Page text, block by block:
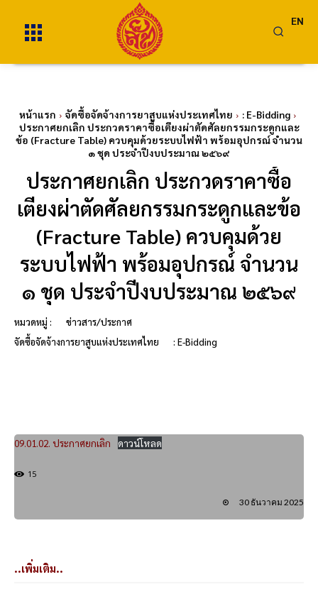
EN
หน้าแรก จัดซื้อจัดจ้างการยาสูบแห่งประเทศไทย
: E-Bidding
ประกาศยกเลิก ประกวดราคาซื้อเตียงผ่าตัดศัลยกรรมกระดูกและ
ข้อ (Fracture Table) ควบคุมด้วยระบบไฟฟ้า พร้อมอุปกรณ์ จำนวน
๑ ชุด ประจำปีงบประมาณ ๒๕๖๙
ประกาศยกเลิก ประกวดราคาซื้อ
เตียงผ่าตัดศัลยกรรมกระดูกและข้อ
(Fracture Table) ควบคุมด้วย
ระบบไฟฟ้า พร้อมอุปกรณ์ จำนวน
๑ ชุด ประจำปีงบประมาณ ๒๕๖๙
หมวดหมู่ :
ข่าวสาร/ประกาศ
จัดซื้อจัดจ้างการยาสูบแห่งประเทศไทย
: E-Bidding
09.01.02. ประกาศยกเลิก ดาวน์โหลด
15
30 ธันวาคม 2025
..เพิ่มเติม..